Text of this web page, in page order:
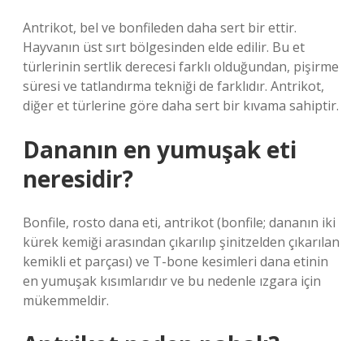
Antrikot, bel ve bonfileden daha sert bir ettir.
Hayvanın üst sırt bölgesinden elde edilir. Bu et
türlerinin sertlik derecesi farklı olduğundan, pişirme
süresi ve tatlandırma tekniği de farklıdır. Antrikot,
diğer et türlerine göre daha sert bir kıvama sahiptir.
Dananın en yumuşak eti
neresidir?
Bonfile, rosto dana eti, antrikot (bonfile; dananın iki
kürek kemiği arasından çıkarılıp şinitzelden çıkarılan
kemikli et parçası) ve T-bone kesimleri dana etinin
en yumuşak kısımlarıdır ve bu nedenle ızgara için
mükemmeldir.